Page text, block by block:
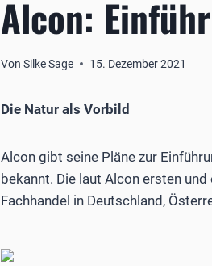
Alcon:
Von Silke Sage 15. Dezember 2021
Die Natur als Vorbild
Alcon gibt seine Pläne zur
bekannt. Die laut Alcon ersten
Fachhandel in Deutschland,